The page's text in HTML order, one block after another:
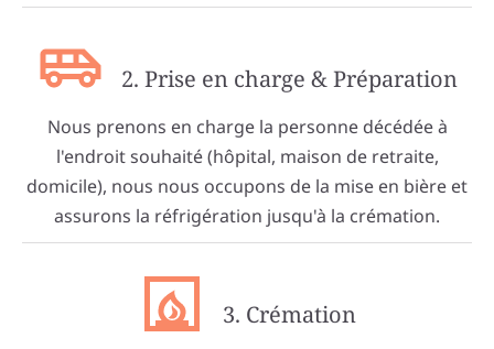
2. Prise en charge & Préparation
Nous prenons en charge la personne décédée à
l'endroit souhaité (hôpital, maison de retraite,
domicile), nous nous occupons de la mise en bière et
assurons la réfrigération jusqu'à la crémation.
3. Crémation